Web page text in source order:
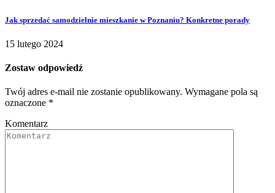
Jak sprzedać samodzielnie mieszkanie w Poznaniu? Konkretne porady
15 lutego 2024
Zostaw odpowiedź
Twój adres e-mail nie zostanie opublikowany. Wymagane pola są
oznaczone *
Komentarz